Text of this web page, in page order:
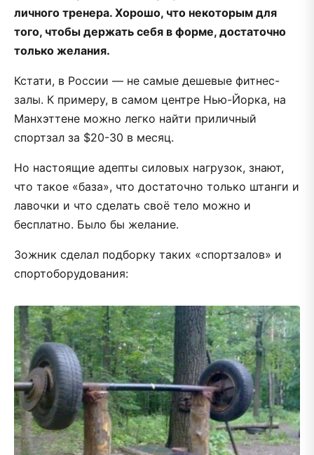
личного тренера. Хорошо, что некоторым для
того, чтобы держать себя в форме, достаточно
только желания.
Кстати, в России — не самые дешевые фитнес-
залы. К примеру, в самом центре Нью-Йорка, на
Манхэттене можно легко найти приличный
спортзал за $20-30 в месяц.
Но настоящие адепты силовых нагрузок, знают,
что такое «база», что достаточно только штанги и
лавочки и что сделать своё тело можно и
бесплатно. Было бы желание.
Зожник сделал подборку таких «спортзалов» и
спортоборудования: